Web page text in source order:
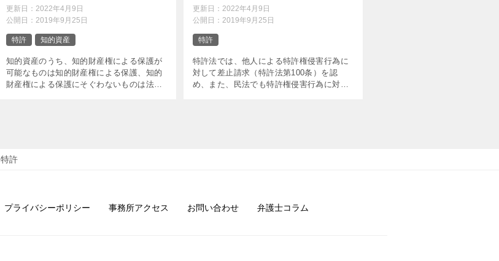
更新日： 2022年4月9日
公開日： 2019年9月25日
特許 知的資産
知的資産のうち、知的財産権による保護が
可能なものは知的財産権による保護、知的
財産権による保護にそぐわないものは法律
更新日： 2022年4月9日
公開日： 2019年9月25日
特許
特許法では、他人による特許権侵害行為に
対して差止請求（特許法第100条）を認
め、また、民法でも特許権侵害行為に対し
特許
プライバシーポリシー 事務所アクセス お問い合わせ 弁護士コラム